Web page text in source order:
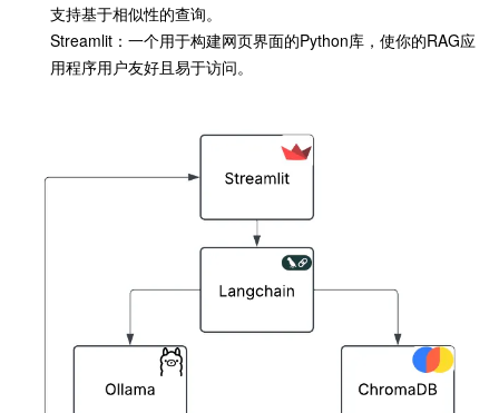
支持基于相似性的查询。
Streamlit：一个用于构建网页界面的Python库，使你的RAG应
用程序用户友好且易于访问。